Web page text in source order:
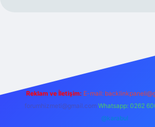
Reklam ve İletişim: E-mail:
forumhizmeti@gmail.com Whatsapp: 0262
@karabul